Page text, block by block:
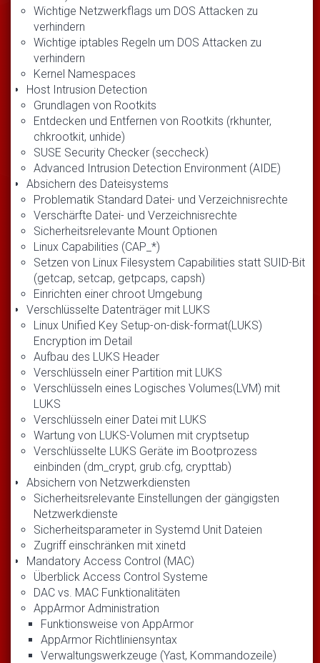
Wichtige Netzwerkflags um DOS Attacken zu
verhindern
Wichtige iptables Regeln um DOS Attacken zu
verhindern
Kernel Namespaces
Host Intrusion Detection
Grundlagen von Rootkits
Entdecken und Entfernen von Rootkits (rkhunter,
chkrootkit, unhide)
SUSE Security Checker (seccheck)
Advanced Intrusion Detection Environment (AIDE)
Absichern des Dateisystems
Problematik Standard Datei- und Verzeichnisrechte
Verschärfte Datei- und Verzeichnisrechte
Sicherheitsrelevante Mount Optionen
Linux Capabilities (CAP_*)
Setzen von Linux Filesystem Capabilities statt SUID-Bit
(getcap, setcap, getpcaps, capsh)
Einrichten einer chroot Umgebung
Verschlüsselte Datenträger mit LUKS
Linux Unified Key Setup-on-disk-format(LUKS)
Encryption im Detail
Aufbau des LUKS Header
Verschlüsseln einer Partition mit LUKS
Verschlüsseln eines Logisches Volumes(LVM) mit
LUKS
Verschlüsseln einer Datei mit LUKS
Wartung von LUKS-Volumen mit cryptsetup
Verschlüsselte LUKS Geräte im Bootprozess
einbinden (dm_crypt, grub.cfg, crypttab)
Absichern von Netzwerkdiensten
Sicherheitsrelevante Einstellungen der gängigsten
Netzwerkdienste
Sicherheitsparameter in Systemd Unit Dateien
Zugriff einschränken mit xinetd
Mandatory Access Control (MAC)
Überblick Access Control Systeme
DAC vs. MAC Funktionalitäten
AppArmor Administration
Funktionsweise von AppArmor
AppArmor Richtliniensyntax
Verwaltungswerkzeuge (Yast, Kommandozeile)